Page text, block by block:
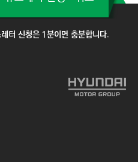
터 신청은 1분이면 충분합니다.